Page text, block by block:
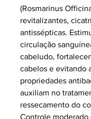
(Rosmarinus
revitalizantes,
antissépticas.
circulação
cabeludo,
cabelos e evitando
propriedades
auxiliam no
ressecamento do
Controle moderado